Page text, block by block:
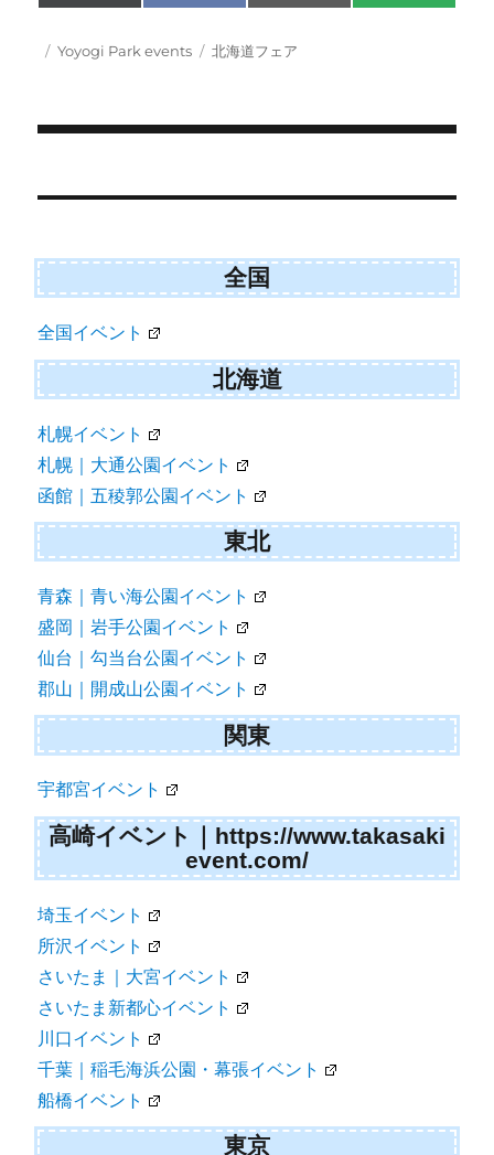
on
(
w
i
r
on
a
e
b
on
m
on
M
Posted
Categories
Yoyogi Park events Tags
北海道フェア
navigation
全国
全国イベント
北海道
札幌イベント
札幌｜大通公園イベント
函館｜五稜郭公園イベント
東北
青森｜青い海公園イベント
盛岡｜岩手公園イベント
仙台｜勾当台公園イベント
郡山｜開成山公園イベント
関東
宇都宮イベント
高崎イベント｜https://www.takasaki
event.com/
埼玉イベント
所沢イベント
さいたま｜大宮イベント
さいたま新都心イベント
川口イベント
千葉｜稲毛海浜公園・幕張イベント
船橋イベント
東京